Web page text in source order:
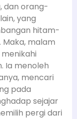
dan orang-
yang
hitam-
malam
Ia menoleh
mencari
pada
sejajar
pergi dari